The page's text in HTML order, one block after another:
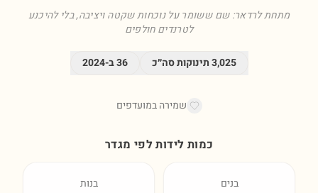
מתחת לרדאר: שם ששומר על נוכחות שקטה ויציבה, בלי להיכנע
לטרנדים חולפים
3,025תינוקות סה״כ 36ב-2024
שמירה במועדפים
כמות לידות לפי מגדר
בנים בנות